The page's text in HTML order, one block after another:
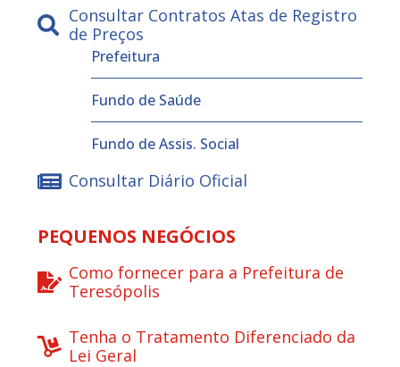
Consultar Contratos Atas de Registro
de Preços
Prefeitura
Fundo de Saúde
Fundo de Assis. Social
Consultar Diário Oficial
PEQUENOS NEGÓCIOS
Como fornecer para a Prefeitura de
Teresópolis
Tenha o Tratamento Diferenciado da
Lei Geral